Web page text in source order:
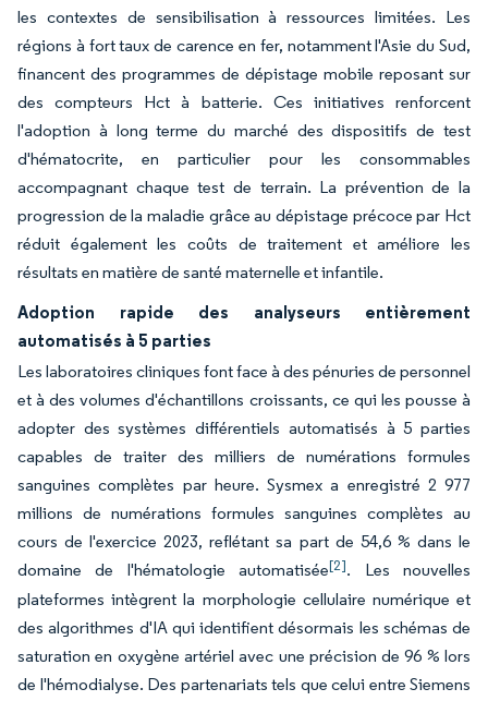
les contextes de sensibilisation à ressources limitées. Les
régions à fort taux de carence en fer, notamment l'Asie du Sud,
financent des programmes de dépistage mobile reposant sur
des compteurs Hct à batterie. Ces initiatives renforcent
l'adoption à long terme du marché des dispositifs de test
d'hématocrite, en particulier pour les consommables
accompagnant chaque test de terrain. La prévention de la
progression de la maladie grâce au dépistage précoce par Hct
réduit également les coûts de traitement et améliore les
résultats en matière de santé maternelle et infantile.
Adoption rapide des analyseurs entièrement
automatisés à 5 parties
Les laboratoires cliniques font face à des pénuries de personnel
et à des volumes d'échantillons croissants, ce qui les pousse à
adopter des systèmes différentiels automatisés à 5 parties
capables de traiter des milliers de numérations formules
sanguines complètes par heure. Sysmex a enregistré 2 977
millions de numérations formules sanguines complètes au
cours de l'exercice 2023, reflétant sa part de 54,6 % dans le
domaine de l'hématologie automatisée[2]. Les nouvelles
plateformes intègrent la morphologie cellulaire numérique et
des algorithmes d'IA qui identifient désormais les schémas de
saturation en oxygène artériel avec une précision de 96 % lors
de l'hémodialyse. Des partenariats tels que celui entre Siemens